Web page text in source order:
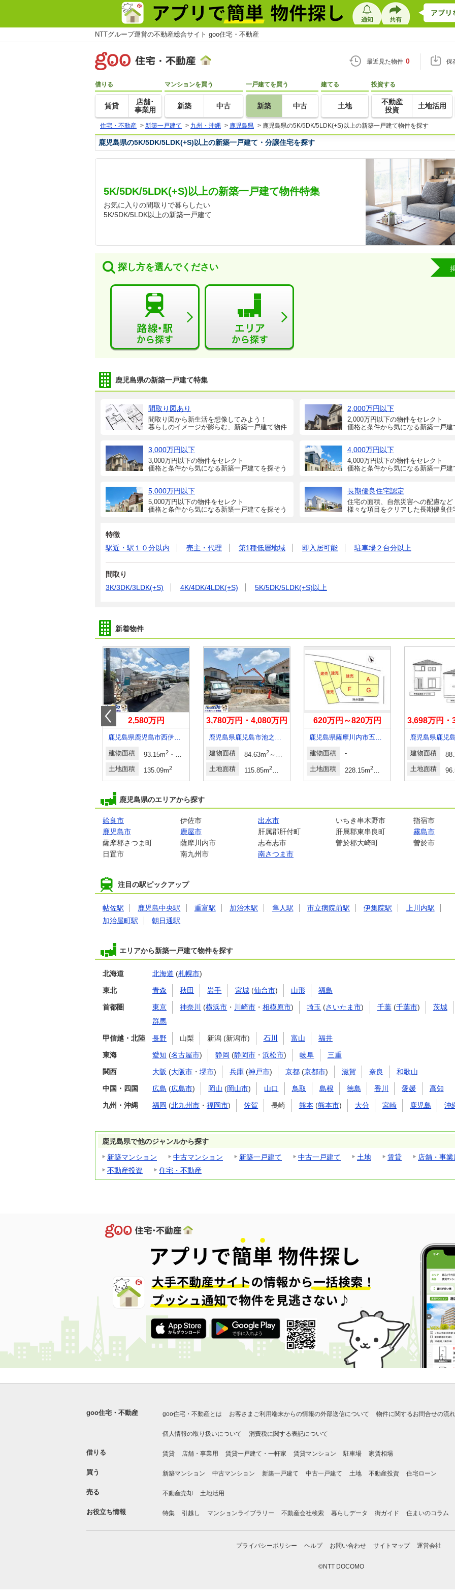
NTTグループ運営の不動産総合サイト goo住宅・不動産
最近見た物件 0 保
借りる
賃貸
店舗･
事業用
マンションを買う
新築 中古
一戸建てを買う
新築 中古
建てる
土地
投資する
不動産
投資
土地活用
住宅・不動産 > 新築一戸建て > 九州・沖縄 > 鹿児島県 > 鹿児島県の5K/5DK/5LDK(+S)以上の新築一戸建て物件を探す
鹿児島県の5K/5DK/5LDK(+S)以上の新築一戸建て・分譲住宅を探す
5K/5DK/5LDK(+S)以上の新築一戸建て物件特集
お気に入りの間取りで暮らしたい
5K/5DK/5LDK以上の新築一戸建て
探し方を選んでください
鹿児島県の新築一戸建て特集
間取り図あり
間取り図から新生活を想像してみよう！
暮らしのイメージが膨らむ、新築一戸建て物件
2,000万円以下
2,000万円以下の物件をセレクト
価格と条件から気になる新築一戸建
3,000万円以下
3,000万円以下の物件をセレクト
価格と条件から気になる新築一戸建てを探そう
4,000万円以下
4,000万円以下の物件をセレクト
価格と条件から気になる新築一戸建
5,000万円以下
5,000万円以下の物件をセレクト
価格と条件から気になる新築一戸建てを探そう
長期優良住宅認定
住宅の面積、自然災害への配慮など
様々な項目をクリアした長期優良住
特徴
駅近・駅１０分以内
売主・代理 第1種低層地域 即入居可能 駐車場２台分以上
間取り
3K/3DK/3LDK(+S)
4K/4DK/4LDK(+S) 5K/5DK/5LDK(+S)以上
新着物件
（27.55坪～33.56坪）（登記）
（58.70坪～71.67坪）（登記）
2,580万円
鹿児島県鹿児島市西伊敷７
建物面積 93.15m2・93.96m
土地面積 135.09m2
3,780万円・4,080万円
鹿児島県鹿児島市池之上町
建物面積 84.63m2～93.96m
土地面積 115.85m2～131.95m
620万円～820万円
鹿児島県薩摩川内市五代町
建物面積 -
土地面積 228.15m2～244.09m 69.01坪～
3,698万円・
鹿児島県鹿児
建物面積
土地面積
鹿児島県のエリアから探す
姶良市 伊佐市 出水市 いちき串木野市
指宿市
鹿児島市
鹿屋市 肝属郡肝付町 肝属郡東串良町
霧島市
薩摩郡さつま町
薩摩川内市 志布志市 曽於郡大崎町
曽於市
日置市
南九州市 南さつま市
注目の駅ピックアップ
帖佐駅 鹿児島中央駅 重富駅 加治木駅 隼人駅 市立病院前駅 伊集院駅
上川内駅
加治屋町駅
朝日通駅
エリアから新築一戸建て物件を探す
北海道 北海道 (札幌市)
東北 青森 秋田 岩手 宮城(仙台市) 山形 福島
首都圏 東京 神奈川 (横浜市 ・ 川崎市 ・相模原市) 埼玉 (さいたま市) 千葉(千葉市)
茨城
群馬
甲信越・北陸 長野 山梨 新潟 (新潟市) 石川 富山 福井
東海 愛知 (名古屋市) 静岡 (静岡市 ・浜松市) 岐阜 三重
関西 大阪 (大阪市 ・ 堺市) 兵庫 (神戸市) 京都 (京都市) 滋賀 奈良 和歌山
中国・四国 広島 (広島市) 岡山 (岡山市) 山口 鳥取 島根 徳島 香川 愛媛 高知
九州・沖縄 福岡 (北九州市 ・ 福岡市) 佐賀 長崎 熊本 (熊本市) 大分 宮崎 鹿児島 沖
鹿児島県で他のジャンルから探す
新築マンション
中古マンション 新築一戸建て 中古一戸建て 土地 賃貸
店舗・事業
不動産投資
住宅・不動産
goo住宅・不動産 goo住宅・不動産とは お客さまご利用端末からの情報の外部送信について 物件に関するお問合せの流れ
個人情報の取り扱いについて 消費税に関する表記について
借りる 賃貸 店舗・事業用 賃貸一戸建て・一軒家 賃貸マンション 駐車場 家賃相場
買う 新築マンション 中古マンション 新築一戸建て 中古一戸建て 土地 不動産投資 住宅ローン
売る 不動産売却 土地活用
お役立ち情報 特集 引越し マンションライブラリー 不動産会社検索 暮らしデータ 街ガイド 住まいのコラム
プライバシーポリシー ヘルプ お問い合わせ サイトマップ 運営会社
©NTT DOCOMO